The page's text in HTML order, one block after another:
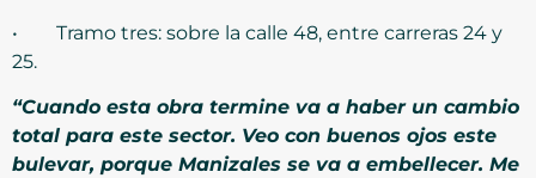
• Tramo tres: sobre la calle 48, entre carreras 24 y
25.
“Cuando esta obra termine va a haber un cambio
total para este sector. Veo con buenos ojos este
bulevar, porque Manizales se va a embellecer. Me